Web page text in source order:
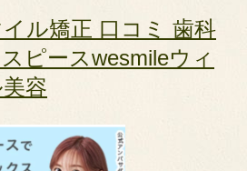
ル矯正 口コミ 歯科
ピースwesmileウィ
容